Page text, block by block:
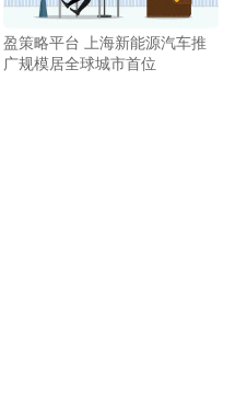
盈策略平台 上海新能源汽车推
广规模居全球城市首位